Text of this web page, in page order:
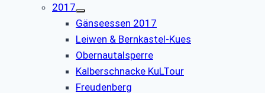
2017
Gänseessen 2017
Leiwen & Bernkastel-Kues
Obernautalsperre
Kalberschnacke KuLTour
Freudenberg